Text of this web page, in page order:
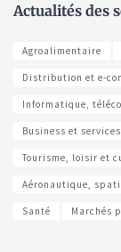
Actualités des
Agroalimentaire
Distribution et e-
Informatique,
Business et services
Tourisme, loisir et
Aéronautique,
Santé Marchés